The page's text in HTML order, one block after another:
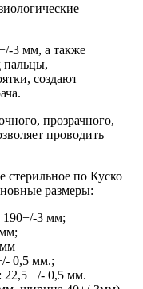
3 мм, а также
пальцы,
создают
прозрачного,
проводить
стерильное по Куско
размеры:
190+/-3 мм;
0,5 мм.;
22,5 +/- 0,5 мм.